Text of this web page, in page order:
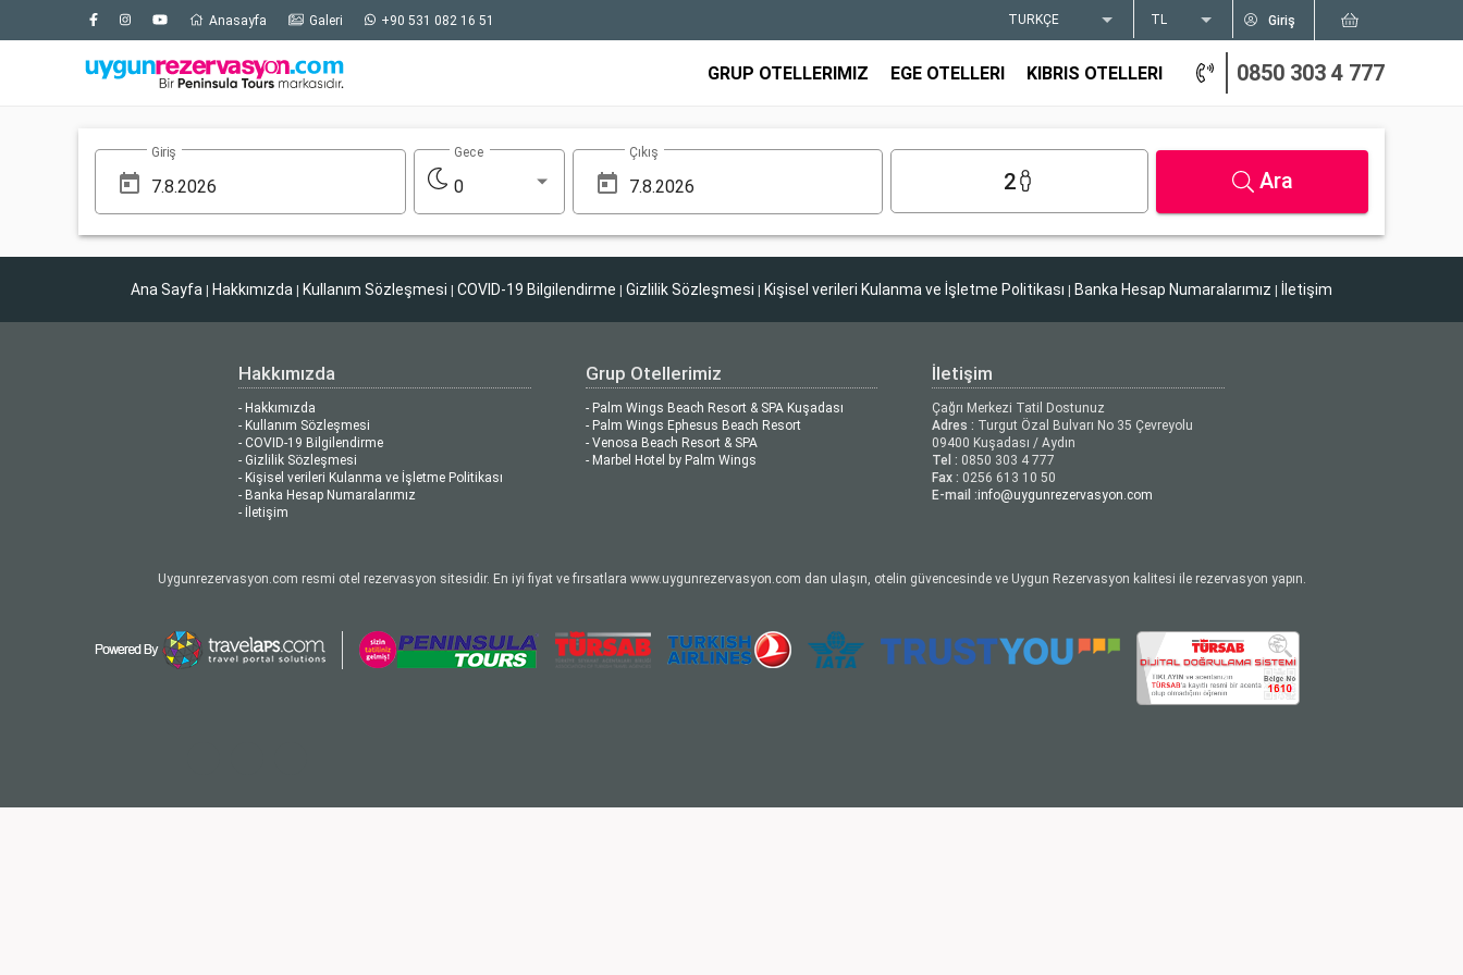
Anasayfa Galeri +90 531 082 16 51 TÜRKÇE TL Giriş
GRUP OTELLERIMIZ EGE OTELLERI KIBRIS OTELLERI 0850 303 4 777
Giriş
0
Gece Çıkış
2 Ara
Ana Sayfa | Hakkımızda | Kullanım Sözleşmesi | COVID-19 Bilgilendirme | Gizlilik Sözleşmesi | Kişisel verileri Kulanma ve İşletme Politikası | Banka Hesap Numaralarımız | İletişim
Hakkımızda
- Hakkımızda
- Kullanım Sözleşmesi
- COVID-19 Bilgilendirme
- Gizlilik Sözleşmesi
- Kişisel verileri Kulanma ve İşletme Politikası
- Banka Hesap Numaralarımız
- İletişim
Grup Otellerimiz
- Palm Wings Beach Resort & SPA Kuşadası
- Palm Wings Ephesus Beach Resort
- Venosa Beach Resort & SPA
- Marbel Hotel by Palm Wings
İletişim
Çağrı Merkezi Tatil Dostunuz
Adres : Turgut Özal Bulvarı No 35 Çevreyolu
09400 Kuşadası / Aydın
Tel : 0850 303 4 777
Fax : 0256 613 10 50
E-mail :info@uygunrezervasyon.com
Uygunrezervasyon.com resmi otel rezervasyon sitesidir. En iyi fiyat ve fırsatlara www.uygunrezervasyon.com dan ulaşın, otelin güvencesinde ve Uygun Rezervasyon kalitesi ile rezervasyon yapın.